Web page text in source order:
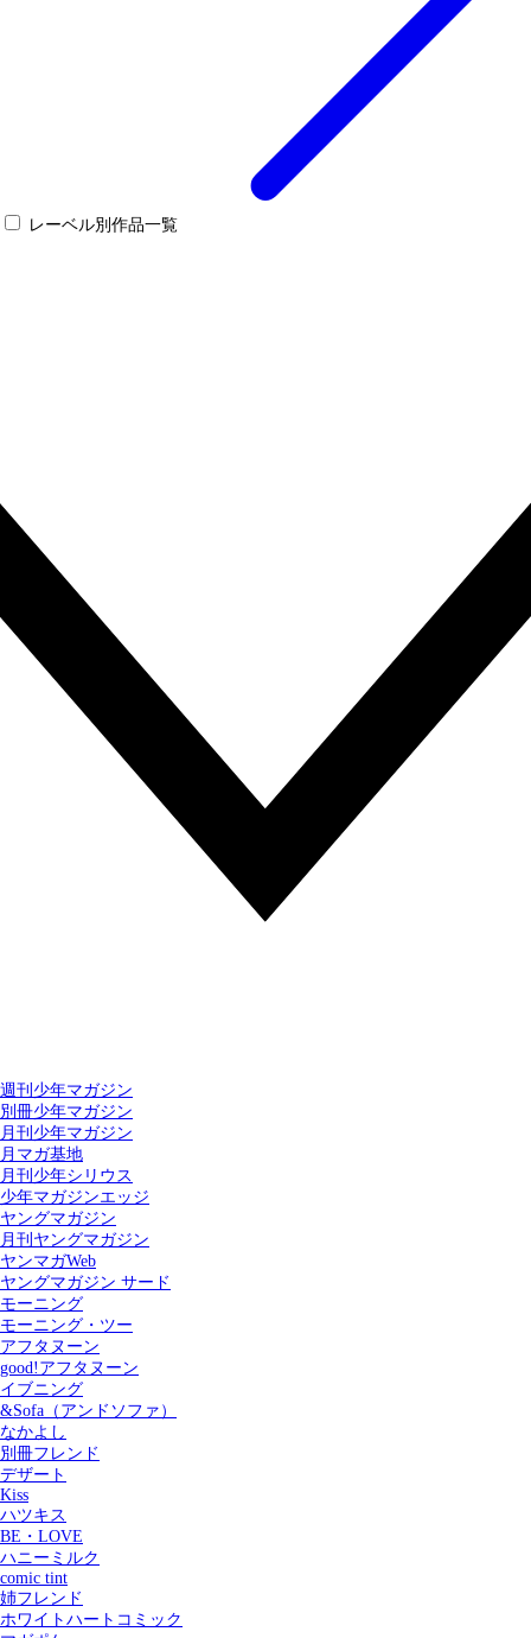
レーベル別作品一覧
週刊少年マガジン
別冊少年マガジン
月刊少年マガジン
月マガ基地
月刊少年シリウス
少年マガジンエッジ
ヤングマガジン
月刊ヤングマガジン
ヤンマガWeb
ヤングマガジン サード
モーニング
モーニング・ツー
アフタヌーン
good!アフタヌーン
イブニング
&Sofa（アンドソファ）
なかよし
別冊フレンド
デザート
Kiss
ハツキス
BE・LOVE
ハニーミルク
comic tint
姉フレンド
ホワイトハートコミック